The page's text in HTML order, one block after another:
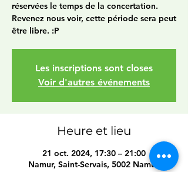
réservées le temps de la concertation.
Revenez nous voir, cette période sera peut
être libre. :P
Les inscriptions sont closes
Voir d'autres événements
Heure et lieu
21 oct. 2024, 17:30 – 21:00
Namur, Saint-Servais, 5002 Namur,